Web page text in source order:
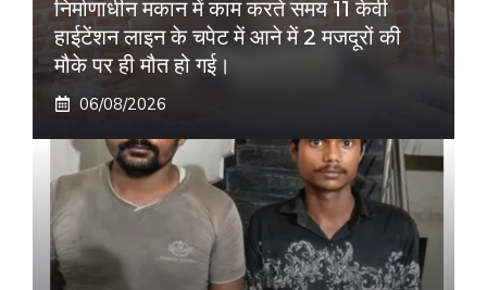
निर्माणाधीन मकान में काम करते समय 11 केवी
हाईटेंशन लाइन के चपेट में आने में 2 मजदूरों की
मौके पर ही मौत हो गई।
06/08/2026